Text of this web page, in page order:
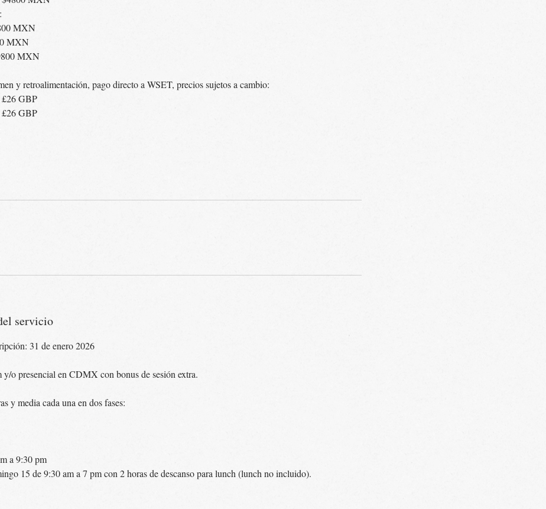
MXN
MXN
MXN
y retroalimentación, pago directo a WSET, precios sujetos a cambio:
GBP
GBP
servicio
31 de enero 2026
o presencial en CDMX con bonus de sesión extra.
y media cada una en dos fases:
a 9:30 pm
15 de 9:30 am a 7 pm con 2 horas de descanso para lunch (lunch no incluido).